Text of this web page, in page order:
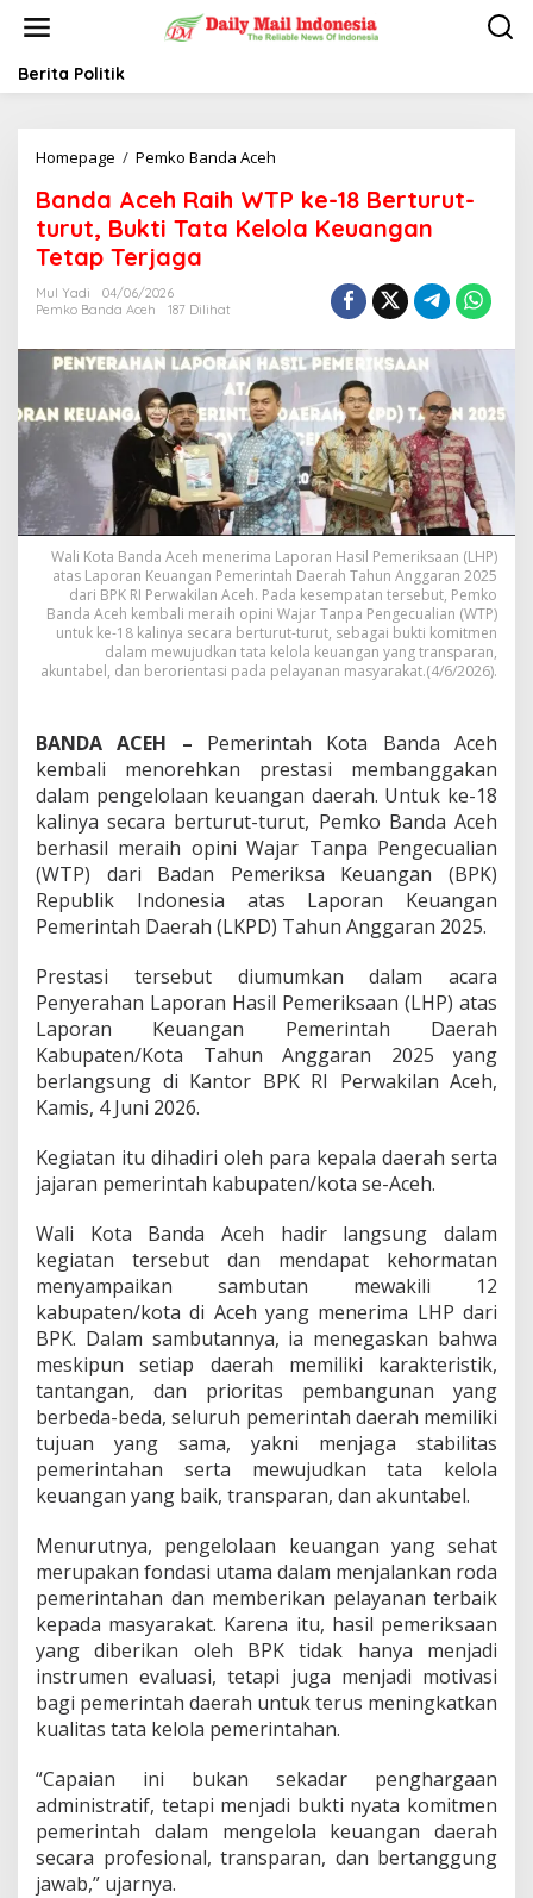
t
Berita Politik
Homepage / Pemko Banda Aceh
n
d
a
R
a
i
h
W
T
P
k
e
-
1
8
B
e
r
t
u
t
-
t
u
r
u
t
,
B
k
a
t
l
o
a
e
u
a
n
T
e
t
p
r
j
g
a
Banda Aceh Raih WTP ke-18 Berturut-
turut, Bukti Tata Kelola Keuangan
Tetap Terjaga
Mul Yadi
04/06/2026
Pemko Banda Aceh
187 Dilihat
Wali Kota Banda Aceh menerima Laporan Hasil Pemeriksaan (LHP)
atas Laporan Keuangan Pemerintah Daerah Tahun Anggaran 2025
dari BPK RI Perwakilan Aceh. Pada kesempatan tersebut, Pemko
Banda Aceh kembali meraih opini Wajar Tanpa Pengecualian (WTP)
untuk ke-18 kalinya secara berturut-turut, sebagai bukti komitmen
dalam mewujudkan tata kelola keuangan yang transparan,
akuntabel, dan berorientasi pada pelayanan masyarakat.(4/6/2026).
BANDA ACEH – Pemerintah Kota Banda Aceh
kembali menorehkan prestasi membanggakan
dalam pengelolaan keuangan daerah. Untuk ke-18
kalinya secara berturut-turut, Pemko Banda Aceh
berhasil meraih opini Wajar Tanpa Pengecualian
(WTP) dari Badan Pemeriksa Keuangan (BPK)
Republik Indonesia atas Laporan Keuangan
Pemerintah Daerah (LKPD) Tahun Anggaran 2025.
Prestasi tersebut diumumkan dalam acara
Penyerahan Laporan Hasil Pemeriksaan (LHP) atas
Laporan Keuangan Pemerintah Daerah
Kabupaten/Kota Tahun Anggaran 2025 yang
berlangsung di Kantor BPK RI Perwakilan Aceh,
Kamis, 4 Juni 2026.
Kegiatan itu dihadiri oleh para kepala daerah serta
jajaran pemerintah kabupaten/kota se-Aceh.
Wali Kota Banda Aceh hadir langsung dalam
kegiatan tersebut dan mendapat kehormatan
menyampaikan sambutan mewakili 12
kabupaten/kota di Aceh yang menerima LHP dari
BPK. Dalam sambutannya, ia menegaskan bahwa
meskipun setiap daerah memiliki karakteristik,
tantangan, dan prioritas pembangunan yang
berbeda-beda, seluruh pemerintah daerah memiliki
tujuan yang sama, yakni menjaga stabilitas
pemerintahan serta mewujudkan tata kelola
keuangan yang baik, transparan, dan akuntabel.
Menurutnya, pengelolaan keuangan yang sehat
merupakan fondasi utama dalam menjalankan roda
pemerintahan dan memberikan pelayanan terbaik
kepada masyarakat. Karena itu, hasil pemeriksaan
yang diberikan oleh BPK tidak hanya menjadi
instrumen evaluasi, tetapi juga menjadi motivasi
bagi pemerintah daerah untuk terus meningkatkan
kualitas tata kelola pemerintahan.
“Capaian ini bukan sekadar penghargaan
administratif, tetapi menjadi bukti nyata komitmen
pemerintah dalam mengelola keuangan daerah
secara profesional, transparan, dan bertanggung
jawab,” ujarnya.